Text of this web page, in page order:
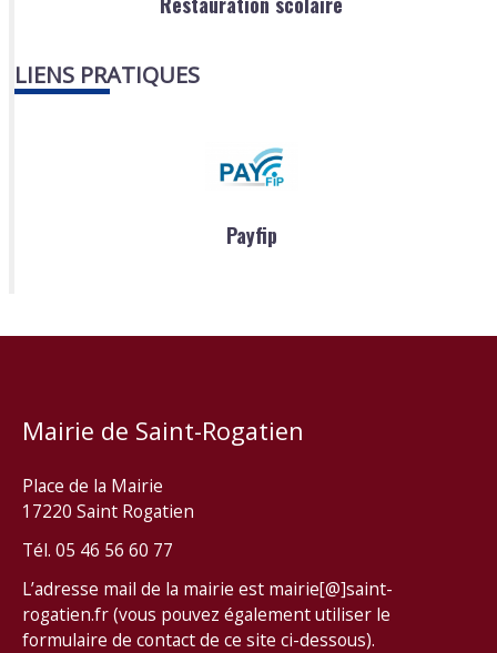
LIENS PRATIQUES
Payfip
Mairie de Saint-Rogatien
Place de la Mairie
17220 Saint Rogatien
Tél. 05 46 56 60 77
L’adresse mail de la mairie est mairie[@]saint-
rogatien.fr (vous pouvez également utiliser le
formulaire de contact de ce site ci-dessous).